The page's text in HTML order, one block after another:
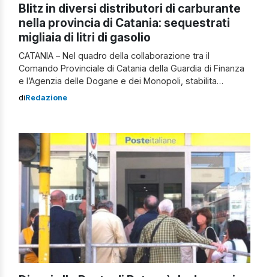
Blitz in diversi distributori di carburante
nella provincia di Catania: sequestrati
migliaia di litri di gasolio
CATANIA – Nel quadro della collaborazione tra il
Comando Provinciale di Catania della Guardia di Finanza
e l’Agenzia delle Dogane e dei Monopoli, stabilita
dall’accordo del 3 aprile 2023, gli agenti finanziari del
dell’Ufficio Antifrode di Palermo, hanno lanciato un’ampia
operazione […]
diRedazione